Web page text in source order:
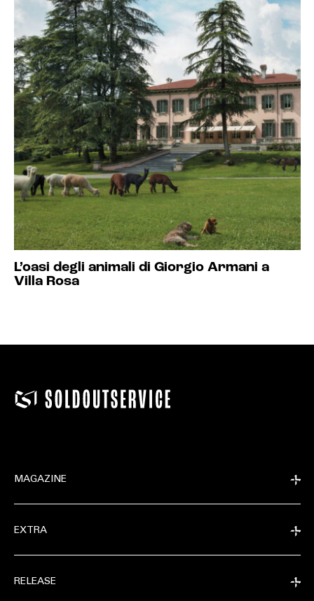
L’oasi degli animali di Giorgio Armani a
Villa Rosa
MAGAZINE
EXTRA
RELEASE